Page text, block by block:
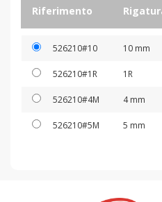
Riferimento
526210#10 10 mm
526210#1R 1R
526210#4M 4 mm
526210#5M 5 mm